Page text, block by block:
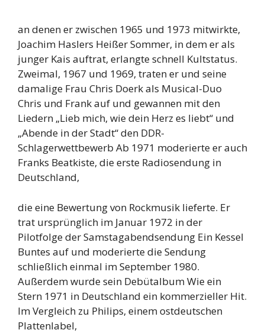
an denen er zwischen 1965 und 1973 mitwirkte,
Joachim Haslers Heißer Sommer, in dem er als
junger Kais auftrat, erlangte schnell Kultstatus.
Zweimal, 1967 und 1969, traten er und seine
damalige Frau Chris Doerk als Musical-Duo
Chris und Frank auf und gewannen mit den
Liedern „Lieb mich, wie dein Herz es liebt“ und
„Abende in der Stadt“ den DDR-
Schlagerwettbewerb Ab 1971 moderierte er auch
Franks Beatkiste, die erste Radiosendung in
Deutschland,
die eine Bewertung von Rockmusik lieferte. Er
trat ursprünglich im Januar 1972 in der
Pilotfolge der Samstagabendsendung Ein Kessel
Buntes auf und moderierte die Sendung
schließlich einmal im September 1980.
Außerdem wurde sein Debütalbum Wie ein
Stern 1971 in Deutschland ein kommerzieller Hit.
Im Vergleich zu Philips, einem ostdeutschen
Plattenlabel,